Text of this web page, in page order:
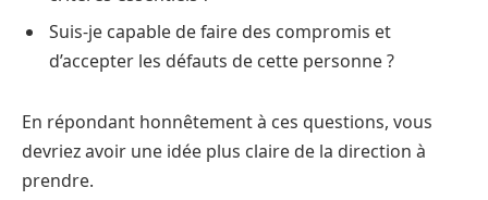
Suis-je capable de faire des compromis et
d’accepter les défauts de cette personne ?
En répondant honnêtement à ces questions, vous
devriez avoir une idée plus claire de la direction à
prendre.